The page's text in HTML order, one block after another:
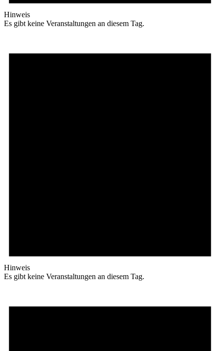
Hinweis
Es gibt keine Veranstaltungen an diesem Tag.
Hinweis
Es gibt keine Veranstaltungen an diesem Tag.